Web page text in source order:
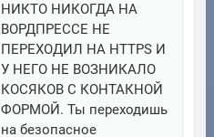
НИКТО НИКОГДА НА
ВОРДПРЕССЕ НЕ
ПЕРЕХОДИЛ НА HTTPS И
У НЕГО НЕ ВОЗНИКАЛО
КОСЯКОВ С КОНТАКНОЙ
ФОРМОЙ. Ты переходишь
на безопасное